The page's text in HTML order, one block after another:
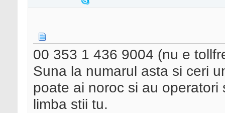
00 353 1 436 9004 (nu e
Suna la numarul asta si ceri
poate ai noroc si au
limba stii tu.